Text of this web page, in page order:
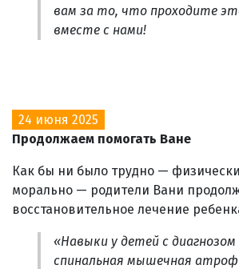
вам за то, что проходите
вместе с нами!
24 июня 2025
Продолжаем помогать Ване
Как бы ни было трудно —
морально — родители Вани
восстановительное лечение
«Навыки у детей с диагнозом
спинальная мышечная